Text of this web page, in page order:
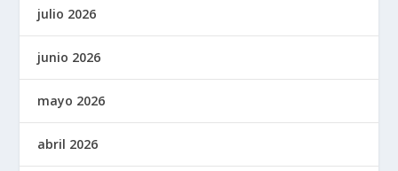
julio 2026
junio 2026
mayo 2026
abril 2026